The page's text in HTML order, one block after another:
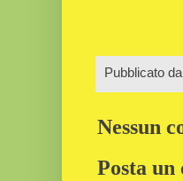
Pubblicato da
Nessun
Posta un